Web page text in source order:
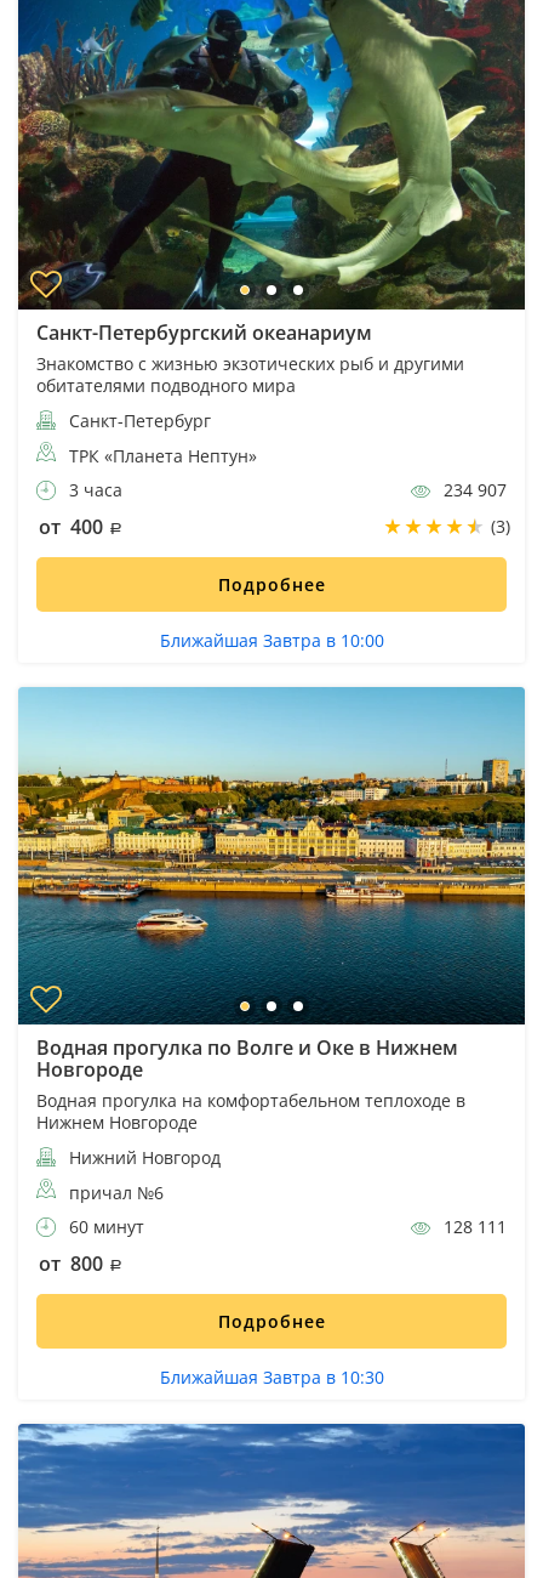
Санкт-Петербургский океанариум
Знакомство с жизнью экзотических рыб и другими
обитателями подводного мира
Санкт-Петербург
ТРК «Планета Нептун»
3 часа
234 907
от 400 (3)
Подробнее
Ближайшая Завтра в 10:00
Водная прогулка по Волге и Оке в Нижнем
Новгороде
Водная прогулка на комфортабельном теплоходе в
Нижнем Новгороде
Нижний Новгород
причал №6
60 минут
128 111
от 800
Подробнее
Ближайшая Завтра в 10:30